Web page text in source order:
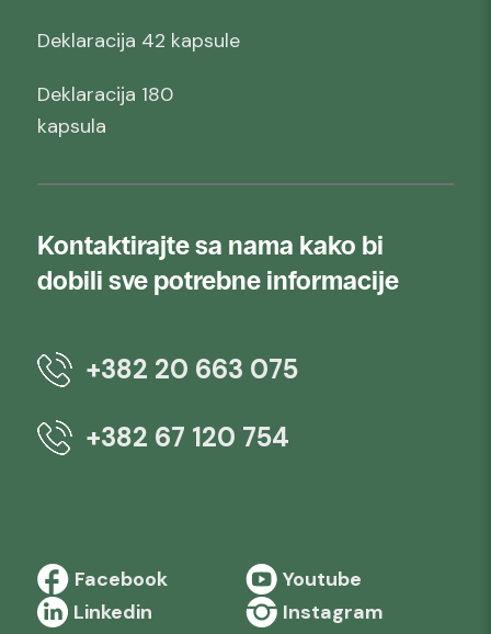
Deklaracija 42 kapsule
Deklaracija 180
kapsula
Kontaktirajte sa nama kako bi
dobili sve potrebne informacije
+382 20 663 075
+382 67 120 754
Facebook
Youtube
Linkedin
Instagram